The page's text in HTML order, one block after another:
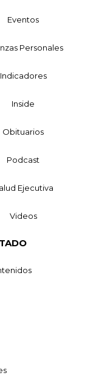
Eventos
Personales
Indicadores
Inside
Obituarios
Podcast
Ejecutiva
Videos